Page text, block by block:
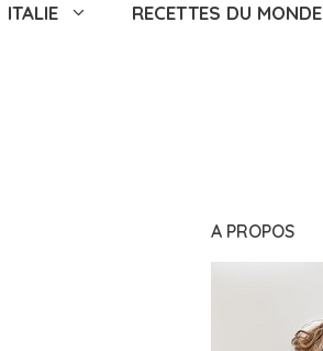
ITALIE RECETTES DU MONDE
A PROPOS